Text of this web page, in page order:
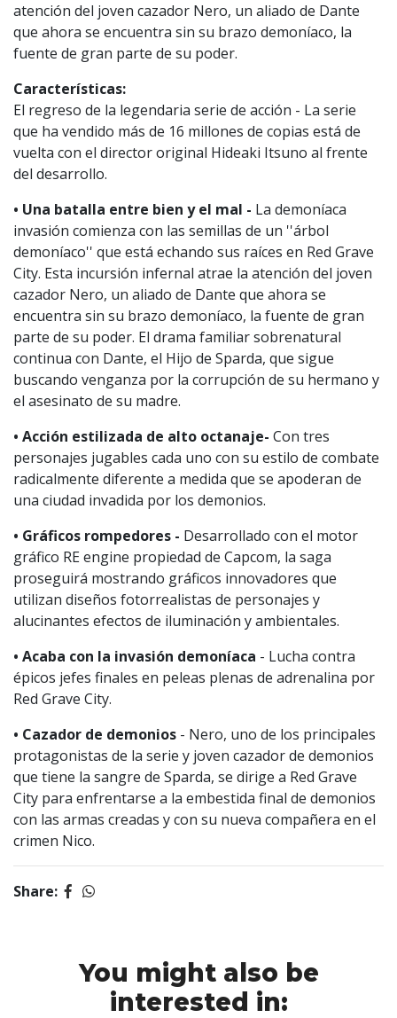
atención del joven cazador Nero, un aliado de Dante
que ahora se encuentra sin su brazo demoníaco, la
fuente de gran parte de su poder.
Características:
El regreso de la legendaria serie de acción - La serie
que ha vendido más de 16 millones de copias está de
vuelta con el director original Hideaki Itsuno al frente
del desarrollo.
• Una batalla entre bien y el mal - La demoníaca
invasión comienza con las semillas de un ''árbol
demoníaco'' que está echando sus raíces en Red Grave
City. Esta incursión infernal atrae la atención del joven
cazador Nero, un aliado de Dante que ahora se
encuentra sin su brazo demoníaco, la fuente de gran
parte de su poder. El drama familiar sobrenatural
continua con Dante, el Hijo de Sparda, que sigue
buscando venganza por la corrupción de su hermano y
el asesinato de su madre.
• Acción estilizada de alto octanaje- Con tres
personajes jugables cada uno con su estilo de combate
radicalmente diferente a medida que se apoderan de
una ciudad invadida por los demonios.
• Gráficos rompedores - Desarrollado con el motor
gráfico RE engine propiedad de Capcom, la saga
proseguirá mostrando gráficos innovadores que
utilizan diseños fotorrealistas de personajes y
alucinantes efectos de iluminación y ambientales.
• Acaba con la invasión demoníaca - Lucha contra
épicos jefes finales en peleas plenas de adrenalina por
Red Grave City.
• Cazador de demonios - Nero, uno de los principales
protagonistas de la serie y joven cazador de demonios
que tiene la sangre de Sparda, se dirige a Red Grave
City para enfrentarse a la embestida final de demonios
con las armas creadas y con su nueva compañera en el
crimen Nico.
Share:
You might also be
interested in: